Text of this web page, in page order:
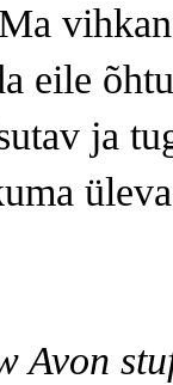
eile
ja
Avon